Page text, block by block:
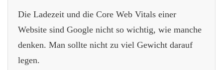
Die Ladezeit und die Core Web Vitals einer
Website sind Google nicht so wichtig, wie manche
denken. Man sollte nicht zu viel Gewicht darauf
legen.